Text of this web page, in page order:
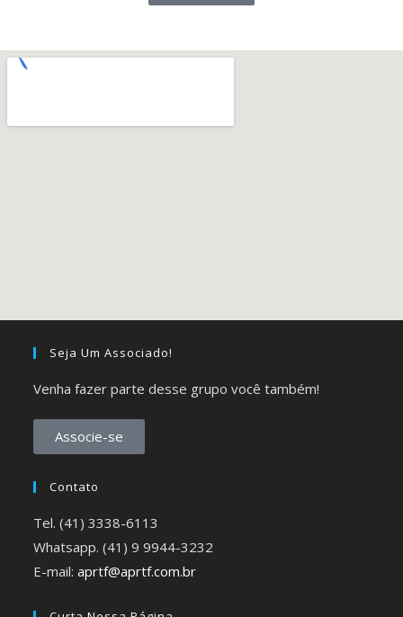
Seja Um Associado!
Venha fazer parte desse grupo você também!
Associe-se
Contato
Tel. (41) 3338-6113
Whatsapp. (41) 9 9944-3232
E-mail:aprtf@aprtf.com.br